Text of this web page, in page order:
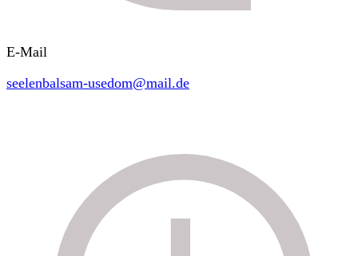
E-Mail
seelenbalsam-usedom@mail.de